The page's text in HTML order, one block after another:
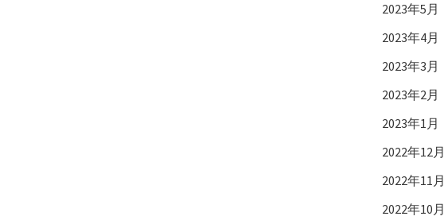
2023年5月
2023年4月
2023年3月
2023年2月
2023年1月
2022年12月
2022年11月
2022年10月